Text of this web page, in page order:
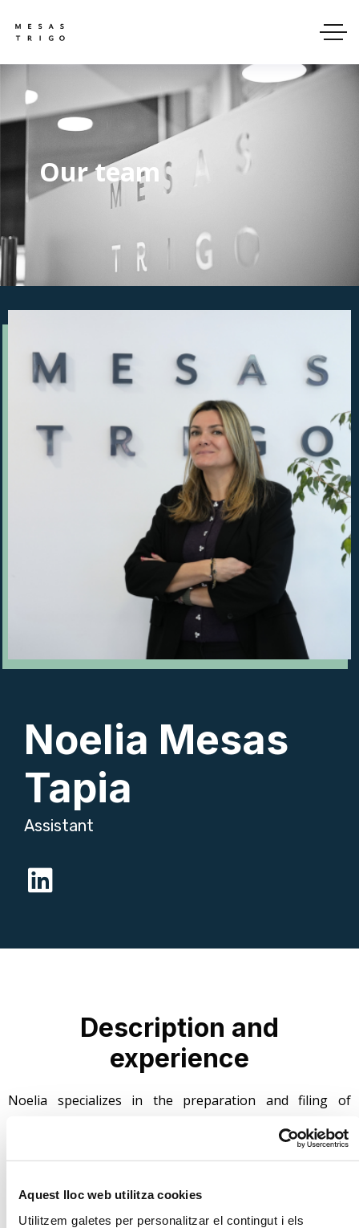
Aquest lloc web utilitza cookies
Utilitzem galetes per personalitzar el contingut i els
Our team
Noelia Mesas
Tapia
Assistant
Description and
experience
Noelia specializes in the preparation and filing of
naturalization, as well as all procedures and legal
requirements to reside or work in the country.
She ensures that clients comply with local and
international immigration regulations, including